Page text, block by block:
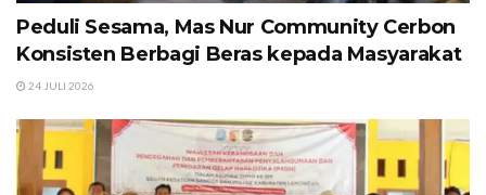
Peduli Sesama, Mas Nur Community Cerbon
Konsisten Berbagi Beras kepada Masyarakat
24 JULI 2026